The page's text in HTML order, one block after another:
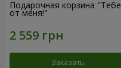
Подарочная корзина "Тебе
от меня!"
Заказать